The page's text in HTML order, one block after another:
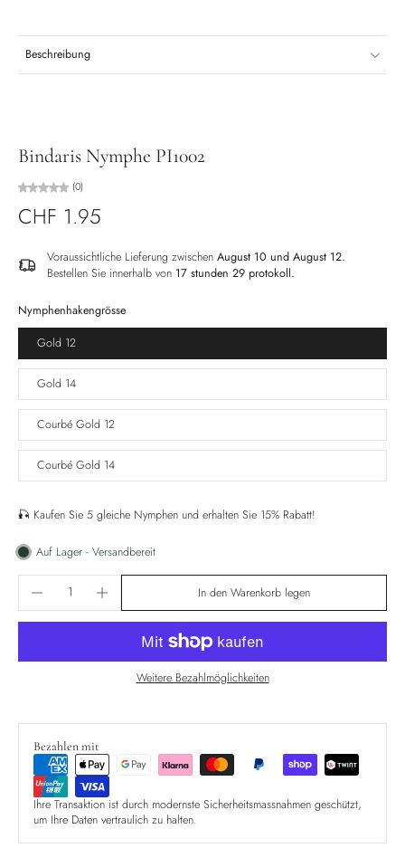
Beschreibung
Bindaris Nymphe PI1002
(0)
CHF 1.95
Voraussichtliche Lieferung zwischen August 10 und August 12.
Bestellen Sie innerhalb von 17 stunden 29 protokoll.
Nymphenhakengrösse
Gold 12
Gold 14
Courbé Gold 12
Courbé Gold 14
🎣 Kaufen Sie 5 gleiche Nymphen und erhalten Sie 15% Rabatt!
Auf Lager - Versandbereit
In den Warenkorb legen
Weitere Bezahlmöglichkeiten
Bezahlen mit
Ihre Transaktion ist durch modernste Sicherheitsmassnahmen geschützt,
um Ihre Daten vertraulich zu halten.